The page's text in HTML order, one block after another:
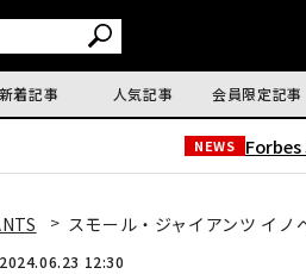
新着記事 人気記事 会員限定記事
NEWS Forbes
スモール・ジャイアンツ イノ
2024.06.23 12:30